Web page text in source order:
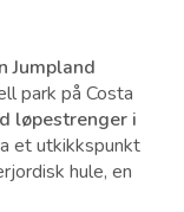
Jumpland
park på Costa
løpestrenger i
et utkikkspunkt
hule, en